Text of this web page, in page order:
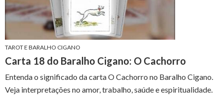
TAROT E BARALHO CIGANO
Carta 18 do Baralho Cigano: O Cachorro
Entenda o significado da carta O Cachorro no Baralho Cigano.
Veja interpretações no amor, trabalho, saúde e espiritualidade.